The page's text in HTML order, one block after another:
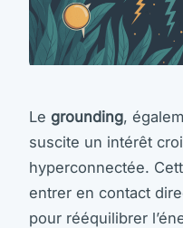
Le grounding,
suscite un intérêt
hyperconnectée.
entrer en contact
pour rééquilibrer